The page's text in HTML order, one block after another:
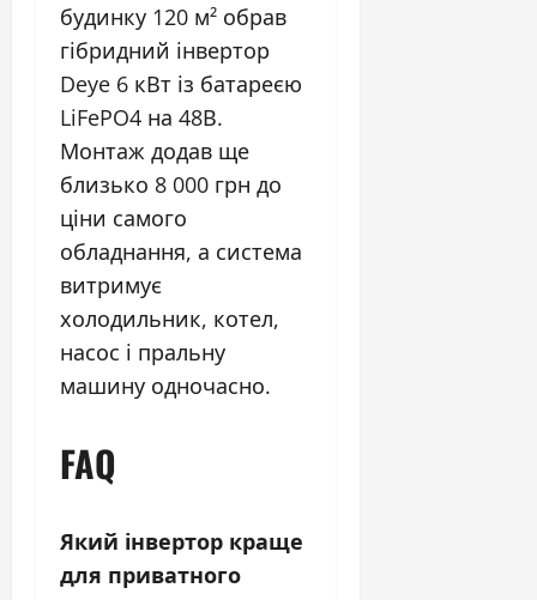
будинку 120 м² обрав
гібридний інвертор
Deye 6 кВт із батареєю
LiFePO4 на 48В.
Монтаж додав ще
близько 8 000 грн до
ціни самого
обладнання, а система
витримує
холодильник, котел,
насос і пральну
машину одночасно.
FAQ
Який інвертор краще
для приватного